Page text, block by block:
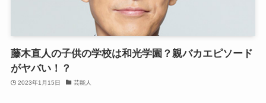
藤木直人の子供の学校は和光学園？親バカエピソード
がヤバい！？
2023年1月15日 芸能人